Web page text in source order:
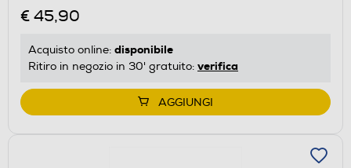
€ 45,90
Acquisto online: disponibile
Ritiro in negozio in 30' gratuito: verifica
AGGIUNGI